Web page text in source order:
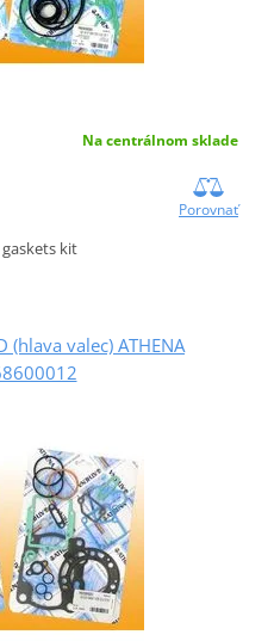
Na centrálnom sklade
Porovnať
kit
(hlava valec) ATHENA